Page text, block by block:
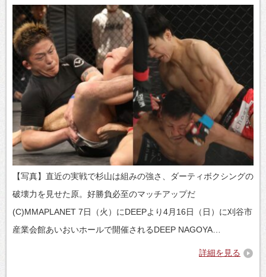
【写真】直近の実戦で杉山は組みの強さ、ダーティボクシングの
破壊力を見せた原。好勝負必至のマッチアップだ
(C)MMAPLANET 7日（火）にDEEPより4月16日（日）に刈谷市
産業会館あいおいホールで開催されるDEEP NAGOYA…
詳細を見る